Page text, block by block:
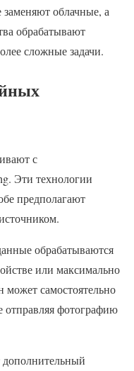
облачные, а
обрабатывают
сложные задачи.
с
Эти технологии
предполагают
обрабатываются
или максимально
самостоятельно
отправляя фотографию